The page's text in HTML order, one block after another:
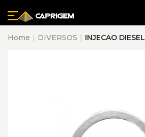
Home DIVERSOS INJECAO DIESEL